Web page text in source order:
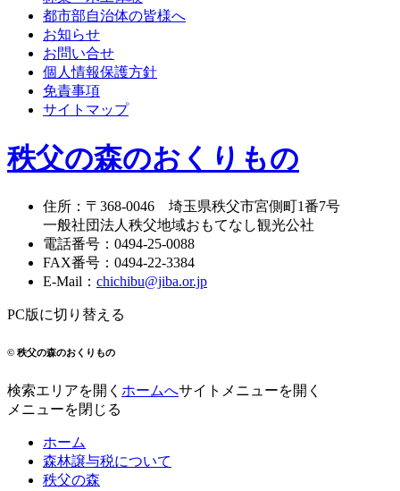
都市部自治体の皆様へ
お知らせ
お問い合せ
個人情報保護方針
免責事項
サイトマップ
秩父の森のおくりもの
住所 ： 〒368-0046 埼玉県秩父市宮側町1番7号
一般社団法人秩父地域おもてなし観光公社
電話番号 ： 0494-25-0088
FAX番号 ： 0494-22-3384
E-Mail ： chichibu@jiba.or.jp
PC版に切り替える
© 秩父の森のおくりもの
検索エリアを開く ホームへサイトメニューを開く
メニューを閉じる
ホーム
森林譲与税について
秩父の森